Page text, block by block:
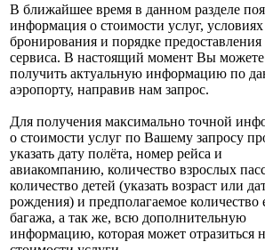
В ближайшее время в данном разделе
информация о стоимости услуг, условиях
бронирования и порядке
сервиса. В настоящий момент Вы можете
получить актуальную информацию по
аэропорту, направив нам запрос.
Для получения максимально точной
о стоимости услуг по Вашему запросу
указать дату полёта, номер рейса и
авиакомпанию, количество взрослых
количество детей (указать возраст или
рождения) и предполагаемое количество
багажа, а так же, всю дополнительную
информацию, которая может отразиться